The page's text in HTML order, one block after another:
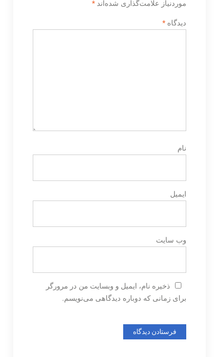
موردنیاز علامت‌گذاری شده‌اند *
دیدگاه *
نام
ایمیل
وب‌ سایت
ذخیره نام، ایمیل و وبسایت من در مرورگر
برای زمانی که دوباره دیدگاهی می‌نویسم.